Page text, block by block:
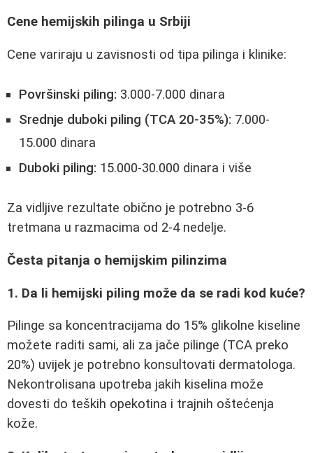
Cene hemijskih pilinga u Srbiji
Cene variraju u zavisnosti od tipa pilinga i klinike:
Površinski piling: 3.000-7.000 dinara
Srednje duboki piling (TCA 20-35%): 7.000-
15.000 dinara
Duboki piling: 15.000-30.000 dinara i više
Za vidljive rezultate obično je potrebno 3-6
tretmana u razmacima od 2-4 nedelje.
Česta pitanja o hemijskim pilinzima
1. Da li hemijski piling može da se radi kod kuće?
Pilinge sa koncentracijama do 15% glikolne kiseline
možete raditi sami, ali za jače pilinge (TCA preko
20%) uvijek je potrebno konsultovati dermatologa.
Nekontrolisana upotreba jakih kiselina može
dovesti do teških opekotina i trajnih oštećenja
kože.